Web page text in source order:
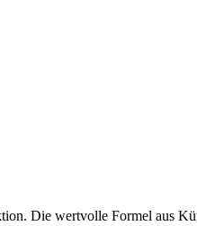
Die wertvolle Formel aus